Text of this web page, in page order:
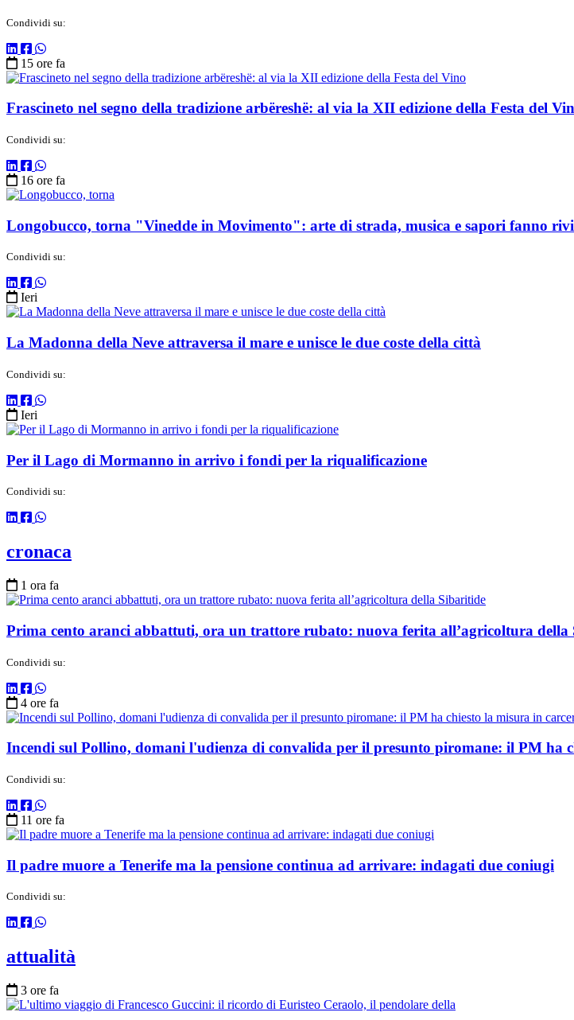
Condividi su:
15 ore fa
Frascineto nel segno della tradizione arbëreshë: al via la XII edizione della Festa del
Condividi su:
16 ore fa
Longobucco, torna "Vinedde in Movimento": arte di strada, musica e sapori fanno
Condividi su:
Ieri
La Madonna della Neve attraversa il mare e unisce le due coste della città
Condividi su:
Ieri
Per il Lago di Mormanno in arrivo i fondi per la riqualificazione
Condividi su:
cronaca
1 ora fa
Prima cento aranci abbattuti, ora un trattore rubato: nuova ferita all’agricoltura della
Condividi su:
4 ore fa
Incendi sul Pollino, domani l'udienza di convalida per il presunto piromane: il PM ha
Condividi su:
11 ore fa
Il padre muore a Tenerife ma la pensione continua ad arrivare: indagati due coniugi
Condividi su:
attualità
3 ore fa